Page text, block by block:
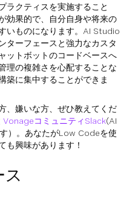
ラクティスを実施すること
効果的で、自分自身や将来の
いものになります。AI Studio
ターフェースと強力なカスタ
ットボットのコードベースへ
理の複雑さを心配することな
築に集中することができま
、嫌いな方、ぜひ教えてくだ
VonageコミュニティSlack(AI
）。あなたがLow Codeを使
も興味があります！